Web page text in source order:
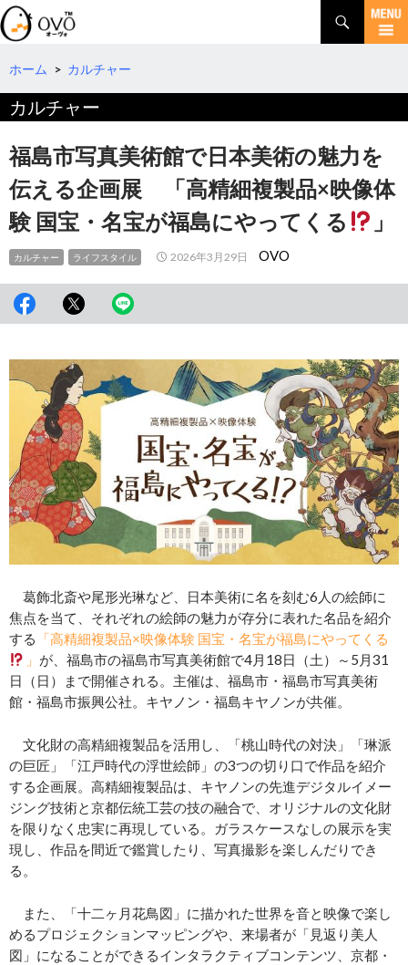
検
索
コ
テ
ツ
へ
動
ホーム > カルチャー
カルチャー
福島市写真美術館で日本美術の魅力を
伝える企画展 「高精細複製品×映像体
験 国宝・名宝が福島にやってくる
」
カルチャー ライフスタイル 2026年3月29日 OVO
葛飾北斎や尾形光琳など、日本美術に名を刻む6人の絵師に
焦点を当て、それぞれの絵師の魅力が存分に表れた名品を紹介
する
「高精細複製品×映像体験 国宝・名宝が福島にやってくる
」 が、福島市の福島市写真美術館で4月18日（土）～5月31
日（日）まで開催される。主催は、福島市・福島市写真美術
館・福島市振興公社。キヤノン・福島キヤノンが共催。
文化財の高精細複製品を活用し、「桃山時代の対決」「琳派
の巨匠」「江戸時代の浮世絵師」の3つの切り口で作品を紹介
する企画展。高精細複製品は、キヤノンの先進デジタルイメー
ジング技術と京都伝統工芸の技の融合で、オリジナルの文化財
を限りなく忠実に再現している。ガラスケースなしの展示を実
現し、作品を間近で鑑賞したり、写真撮影を楽しんだりでき
る。
また、「十二ヶ月花鳥図」に描かれた世界を音と映像で楽し
めるプロジェクションマッピングや、来場者が「見返り美人
図」になることができるインタラクティブコンテンツ、京都・